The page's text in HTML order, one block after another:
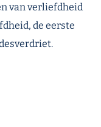
van verliefdheid
de eerste